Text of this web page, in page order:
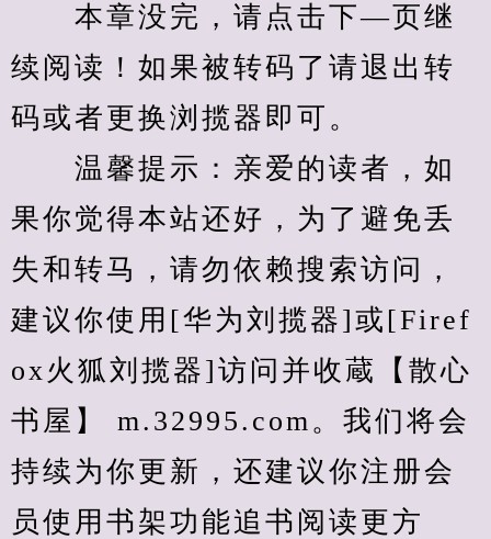
本章没完，请点击下—页继
续阅读！如果被转码了请退出转
码或者更换浏揽器即可。
温馨提示：亲爱的读者，如
果你觉得本站还好，为了避免丢
失和转马，请勿依赖搜索访问，
建议你使用[华为刘揽器]或[Firef
ox火狐刘揽器]访问并收蔵【散心
书屋】 m.32995.com。我们将会
持续为你更新，还建议你注册会
员使用书架功能追书阅读更方